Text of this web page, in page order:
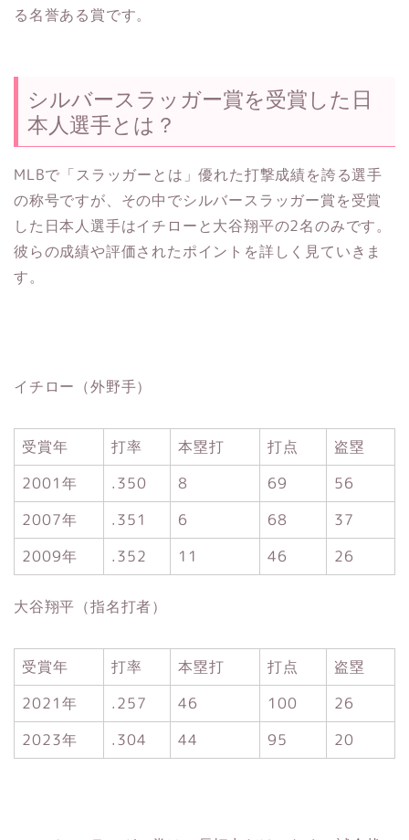
る名誉ある賞です。
シルバースラッガー賞を受賞した日
本人選手とは？
MLBで「スラッガーとは」優れた打撃成績を誇る選手
の称号ですが、その中でシルバースラッガー賞を受賞
した日本人選手はイチローと大谷翔平の2名のみです。
彼らの成績や評価されたポイントを詳しく見ていきま
す。
イチロー（外野手）
受賞年 打率 本塁打 打点
盗塁
2001年
.350 8 69
56
2007年
.351 6 68
37
2009年
.352 11 46 26
大谷翔平（指名打者）
受賞年 打率 本塁打 打点
盗塁
2021年
.257 46 100
26
2023年
.304 44 95 20